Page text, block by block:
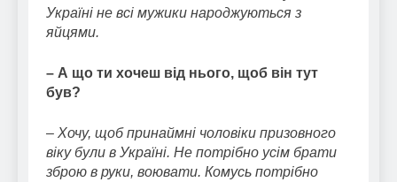
Україні не всі мужики народжуються з
яйцями.
– А що ти хочеш від нього, щоб він тут
був?
– Хочу, щоб принаймні чоловіки призовного
віку були в Україні. Не потрібно усім брати
зброю в руки, воювати. Комусь потрібно